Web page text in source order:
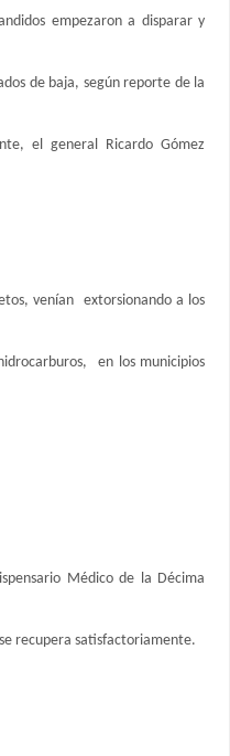
empezaron a disparar y
de baja, según reporte de la
el general Ricardo Gómez
venían extorsionando a los
en los municipios
Médico de la Décima
recupera satisfactoriamente.